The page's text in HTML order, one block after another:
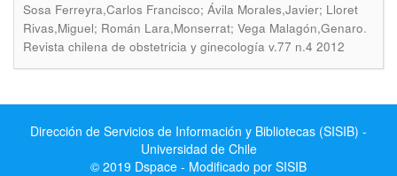
Sosa Ferreyra,Carlos Francisco; Ávila Morales,Javier; Lloret
Rivas,Miguel; Román Lara,Monserrat; Vega Malagón,Genaro.
Revista chilena de obstetricia y ginecología v.77 n.4 2012
Dirección de Servicios de Información y Bibliotecas (SISIB) -
Universidad de Chile
© 2019 Dspace - Modificado por SISIB